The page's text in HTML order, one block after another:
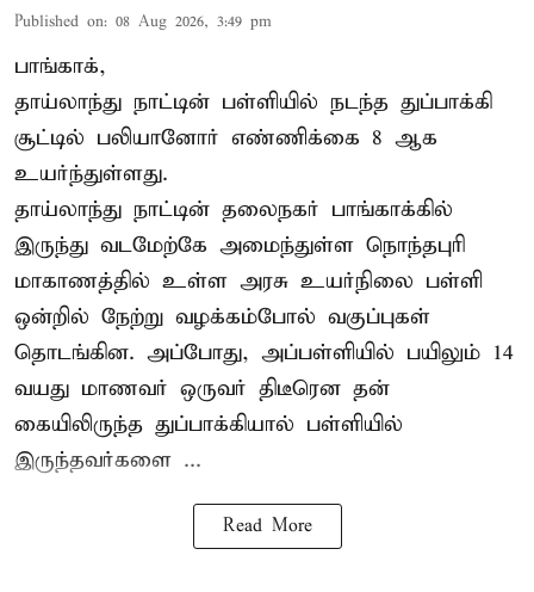
Published on: 08 Aug 2026, 3:49 pm
பாங்காக்,
தாய்லாந்து நாட்டின் பள்ளியில் நடந்த துப்பாக்கி
சூட்டில் பலியானோர் எண்ணிக்கை 8 ஆக
உயர்ந்துள்ளது.
தாய்லாந்து நாட்டின் தலைநகர் பாங்காக்கில்
இருந்து வடமேற்கே அமைந்துள்ள நொந்தபுரி
மாகாணத்தில் உள்ள அரசு உயர்நிலை பள்ளி
ஒன்றில் நேற்று வழக்கம்போல் வகுப்புகள்
தொடங்கின. அப்போது, அப்பள்ளியில் பயிலும் 14
வயது மாணவர் ஒருவர் திடீரென தன்
கையிலிருந்த துப்பாக்கியால் பள்ளியில்
இருந்தவர்களை ...
Read More